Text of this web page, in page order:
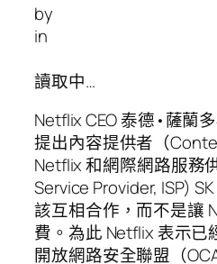
by
in
讀取中…
Netflix CEO 泰德•薩蘭
提出內容提供者（
Netflix 和網際網路服務
Service Provider, ISP)
該互相合作，而不是讓
費。為此 Netflix 表示已
開放網路安全聯盟（